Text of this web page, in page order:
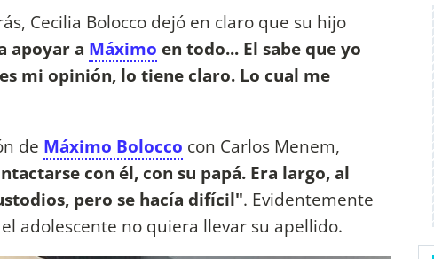
Cecilia Bolocco dejó en claro que su hijo
apoyar a Máximo en todo... El sabe que yo
mi opinión, lo tiene claro. Lo cual me
de Máximo Bolocco con Carlos Menem,
con él, con su papá. Era largo, al
pero se hacía difícil". Evidentemente
adolescente no quiera llevar su apellido.